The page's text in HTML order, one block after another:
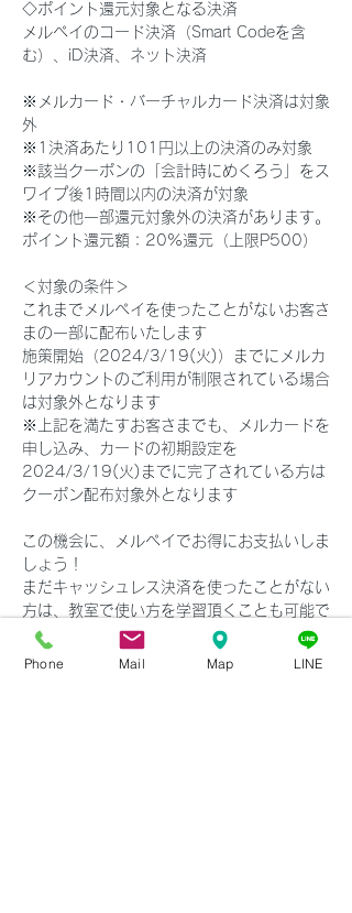
Next
◇ポイント還元対象となる決済
メルペイのコード決済（Smart Codeを含
む）、iD決済、ネット決済
※メルカード・バーチャルカード決済は対象
外
※1決済あたり101円以上の決済のみ対象
※該当クーポンの「会計時にめくろう」をス
ワイプ後1時間以内の決済が対象
※その他一部還元対象外の決済があります。
ポイント還元額：20%還元（上限P500）
＜対象の条件＞
これまでメルペイを使ったことがないお客さ
まの一部に配布いたします
施策開始（2024/3/19(火)）までにメルカ
リアカウントのご利用が制限されている場合
は対象外となります
※上記を満たすお客さまでも、メルカードを
申し込み、カードの初期設定を
2024/3/19(火)までに完了されている方は
クーポン配布対象外となります
この機会に、メルペイでお得にお支払いしま
しょう！
まだキャッシュレス決済を使ったことがない
方は、教室で使い方を学習頂くことも可能で
す！
お気軽にお問合せ下さい♪
Phone Mail Map LINE